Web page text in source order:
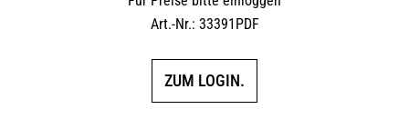
Art.-Nr.: 33391PDF
ZUM LOGIN.